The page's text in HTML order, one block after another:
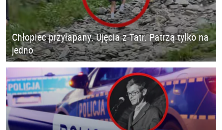
Chłopiec przyłapany. Ujęcia z Tatr. Patrzą tylko na
jedno